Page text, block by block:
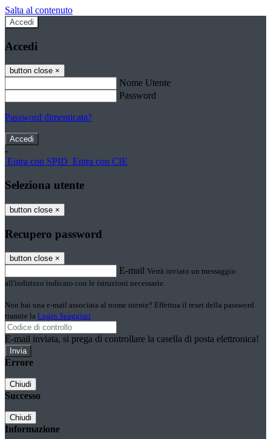
Salta al contenuto
Accedi
Accedi
button close ×
Nome Utente
Password
Password dimenticata?
-
Entra con SPID Entra con CIE
Seleziona utente
button close ×
Recupero password
button close ×
E-mail Verrà inviato un messaggio
all'indirizzo indicato con le istruzioni necessarie.
Non hai una e-mail associata al nome utente? Effettua il reset della password
tramite la Login Spaggiari
E-mail inviata, si prega di controllare la casella di posta elettronica!
Errore
Chiudi
Successo
Chiudi
Informazione